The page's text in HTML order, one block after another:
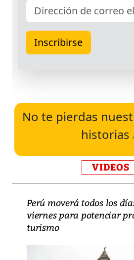
No te pierdas
historias
VIDEOS
Perú moverá todos los
viernes para potenciar
turismo